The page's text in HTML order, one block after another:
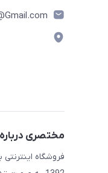
مختصری